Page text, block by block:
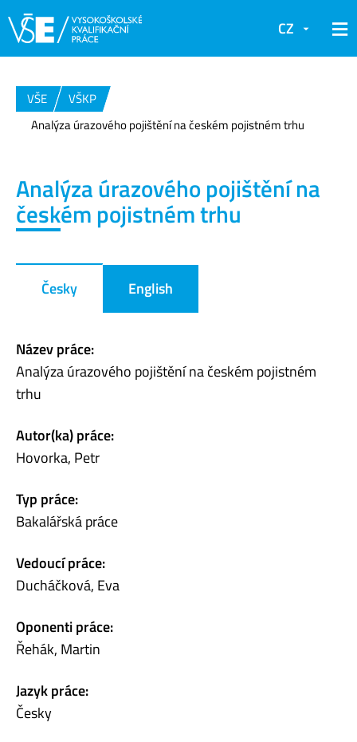
CZ
VŠE
VŠKP
Analýza úrazového pojištění na českém pojistném trhu
Analýza úrazového pojištění na
českém pojistném trhu
Česky English
Název práce:
Analýza úrazového pojištění na českém pojistném
trhu
Autor(ka) práce:
Hovorka, Petr
Typ práce:
Bakalářská práce
Vedoucí práce:
Ducháčková, Eva
Oponenti práce:
Řehák, Martin
Jazyk práce:
Česky